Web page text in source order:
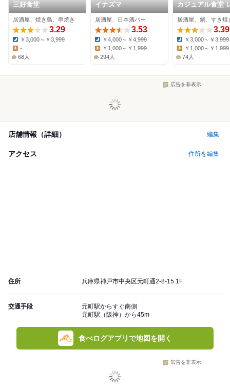
三好食堂
居酒屋、焼き鳥、串焼き
3.29
Dinner:
￥3,000～￥3,999
Lunch:
-
68人
イナズマ
居酒屋、日本酒バー
3.53
Dinner:
￥4,000～￥4,999
￥1,000～￥1,999
294人
カジュアル食堂
ト アドル
居酒屋、鍋、すき焼
3.39
Dinner:
￥3,000～￥3,999
Lunch:
￥1,000～￥1,999
74人
広告を非表示
店舗情報（詳細） 編集
アクセス 住所を編集
住所 兵庫県神戸市中央区元町通2-8-15 1F
交通手段
元町駅からすぐ南側
元町駅（阪神）から45m
食べログアプリで地図を開く
広告を非表示